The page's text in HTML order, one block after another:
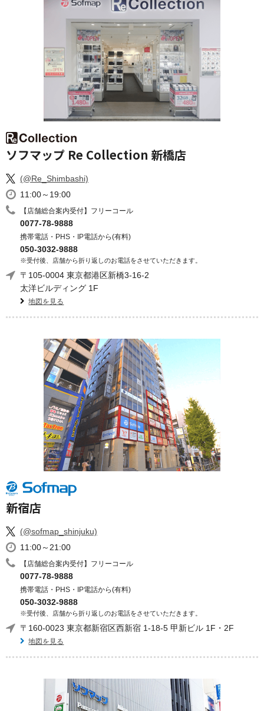
ソフマップ Re Collection 新橋店
(@Re_Shimbashi)
11:00～19:00
【店舗総合案内受付】フリーコール
0077-78-9888
携帯電話・PHS・IP電話から(有料)
050-3032-9888
※受付後、店舗から折り返しのお電話をさせていただきます。
〒105-0004 東京都港区新橋3-16-2
太洋ビルディング 1F
地図を見る
新宿店
(@sofmap_shinjuku)
11:00～21:00
【店舗総合案内受付】フリーコール
0077-78-9888
携帯電話・PHS・IP電話から(有料)
050-3032-9888
※受付後、店舗から折り返しのお電話をさせていただきます。
〒160-0023 東京都新宿区西新宿 1-18-5 甲新ビル 1F・2F
地図を見る